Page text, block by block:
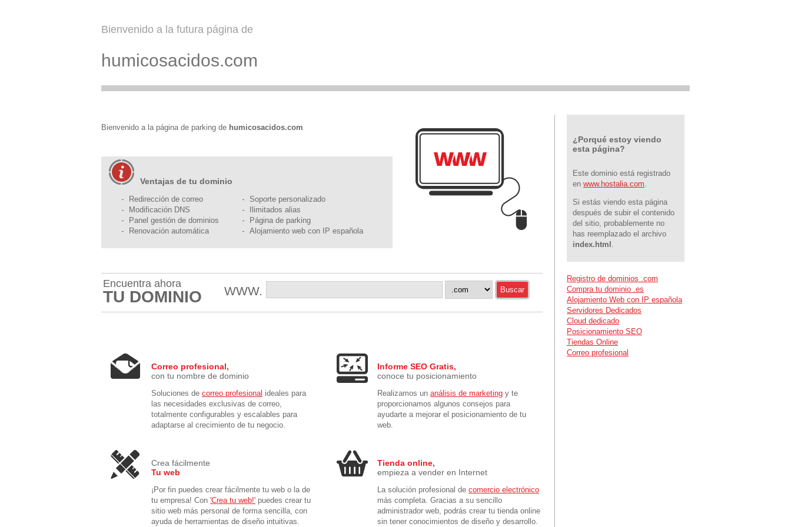
Bienvenido a la futura página de
humicosacidos.com
Bienvenido a la página de parking de humicosacidos.com
Ventajas de tu dominio
Redirección de correo
Modificación DNS
Panel gestión de dominios
Renovación automática
Soporte personalizado
Ilimitados alias
Página de parking
Alojamiento web con IP española
Encuentra ahora
TU DOMINIO WWW.
Correo profesional,
con tu nombre de dominio
Soluciones de correo profesional ideales para
las necesidades exclusivas de correo,
totalmente configurables y escalables para
adaptarse al crecimiento de tu negocio.
Informe SEO Gratis,
conoce tu posicionamiento
Realizamos un análisis de marketing y te
proporcionamos algunos consejos para
ayudarte a mejorar el posicionamiento de tu
web.
Crea fácilmente
Tu web
¡Por fin puedes crear fácilmente tu web o la de
tu empresa! Con 'Crea tu web!' puedes crear tu
sitio web más personal de forma sencilla, con
ayuda de herramientas de diseño intuitivas.
Tienda online,
empieza a vender en Internet
La solución profesional de comercio electrónico
más completa. Gracias a su sencillo
administrador web, podrás crear tu tienda online
sin tener conocimientos de diseño y desarrollo.
¿Porqué estoy viendo
esta página?
Este dominio está registrado
en www.hostalia.com
Si estás viendo esta página
después de subir el contenido
del sitio, probablemente no
has reemplazado el archivo
index.html
Registro de dominios .com
Compra tu dominio .es
Alojamiento Web con IP española
Servidores Dedicados
Cloud dedicado
Posicionamiento SEO
Tiendas Online
Correo profesional